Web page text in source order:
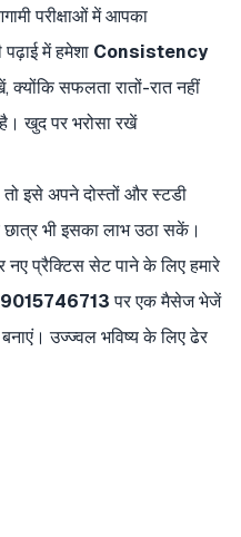
परीक्षाओं में आपका
में हमेशा Consistency
क्योंकि सफलता रातों-रात नहीं
खुद पर भरोसा रखें
इसे अपने दोस्तों और स्टडी
भी इसका लाभ उठा सकें।
प्रैक्टिस सेट पाने के लिए हमारे
9015746713 पर एक मैसेज भेजें
उज्ज्वल भविष्य के लिए ढेर